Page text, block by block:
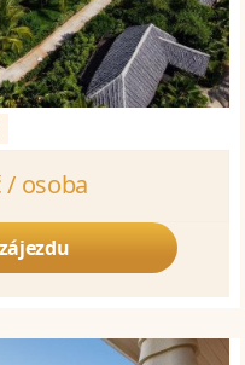
/ osoba